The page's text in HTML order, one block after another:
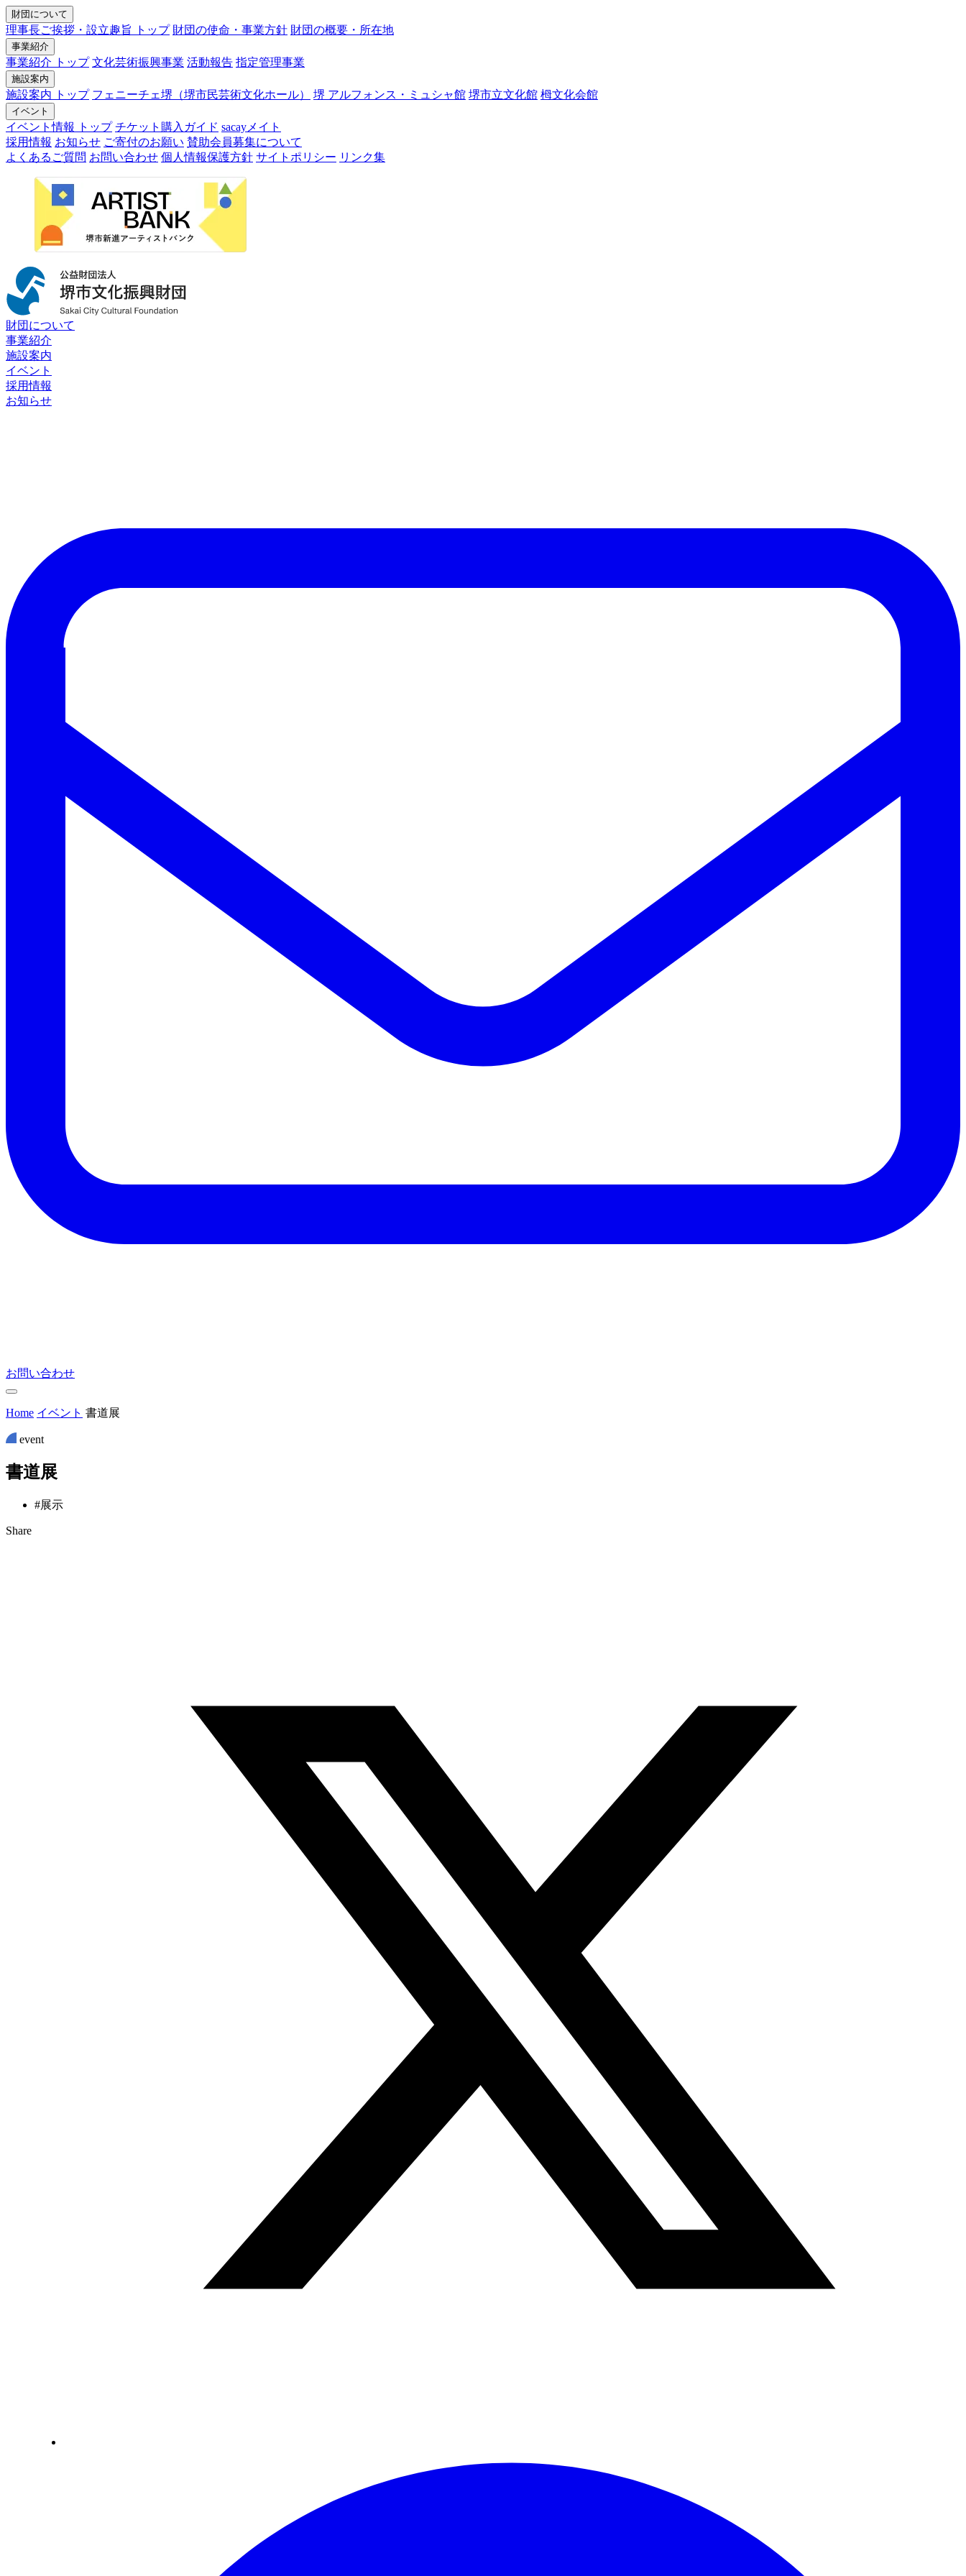
財団について
理事長ご挨拶・設立趣旨 トップ 財団の使命・事業方針 財団の概要・所在地
事業紹介
事業紹介 トップ 文化芸術振興事業 活動報告 指定管理事業
施設案内
施設案内 トップ フェニーチェ堺（堺市民芸術文化ホール） 堺 アルフォンス・ミュシャ館 堺市立文化館 栂文化会館
イベント
イベント情報 トップ チケット購入ガイド sacayメイト
採用情報 お知らせ ご寄付のお願い 賛助会員募集について
よくあるご質問 お問い合わせ 個人情報保護方針 サイトポリシー リンク集
財団について
事業紹介
施設案内
イベント
採用情報
お知らせ
お問い合わせ
Home イベント 書道展
event
書道展
#展示
Share